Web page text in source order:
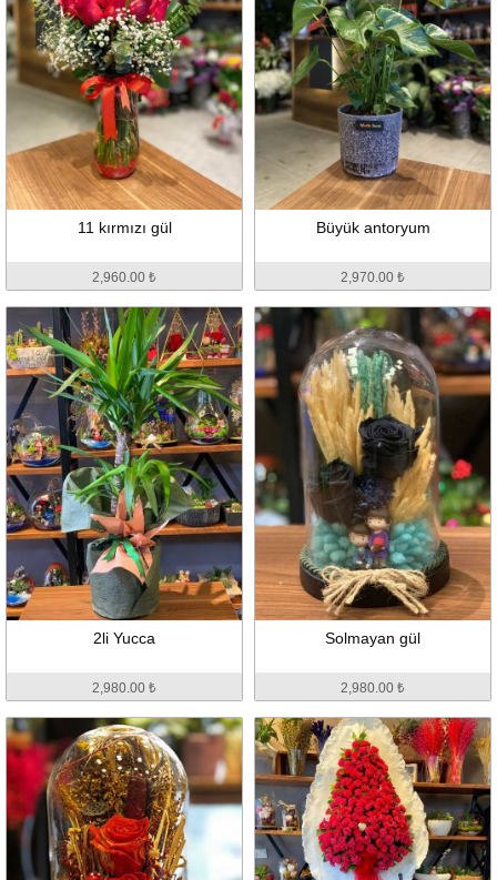
11 kırmızı gül
2,960.00 ₺
Büyük antoryum
2,970.00 ₺
2li Yucca
2,980.00 ₺
Solmayan gül
2,980.00 ₺